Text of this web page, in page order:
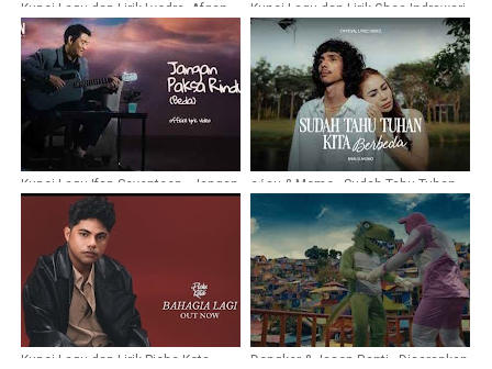
Kunci Lagu dan Lirik Lyodra, Afgan -
Ada
Kunci Lagu dan Lirik Ghea Indrawari
- 1000X
Kunci Lagu Ifan Seventeen - Jangan
Paksa Rindu
eńau & Momo - Sudah Tahu Tuhan
Kunci Lagu dan Lirik Piche Kota -
Dongker & Jason Ranti - Disarankan